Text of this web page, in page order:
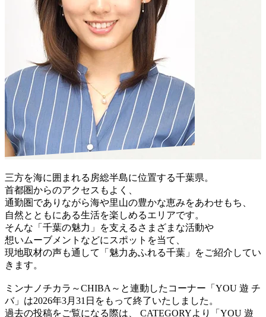
三方を海に囲まれる房総半島に位置する千葉県。
首都圏からのアクセスもよく、
通勤圏でありながら海や里山の豊かな恵みをあわせもち、
自然とともにある生活を楽しめるエリアです。
そんな「千葉の魅力」を支えるさまざまな活動や
想いムーブメントなどにスポットを当て、
現地取材の声も通して「魅力あふれる千葉」をご紹介してい
きます。
ミンナノチカラ～CHIBA～と連動したコーナー「YOU 遊 チ
バ」は2026年3月31日をもって終了いたしました。
過去の投稿をご覧になる際は、 CATEGORYより「YOU 遊